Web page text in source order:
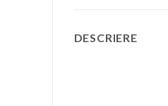
DESCRIERE